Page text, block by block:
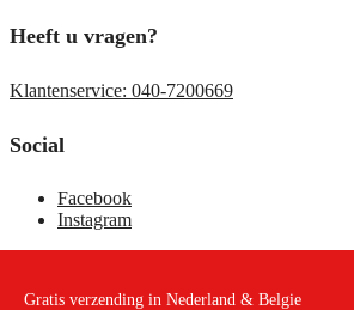
Heeft u vragen?
Klantenservice: 040-7200669
Social
Facebook
Instagram
Gratis verzending in Nederland & Belgie